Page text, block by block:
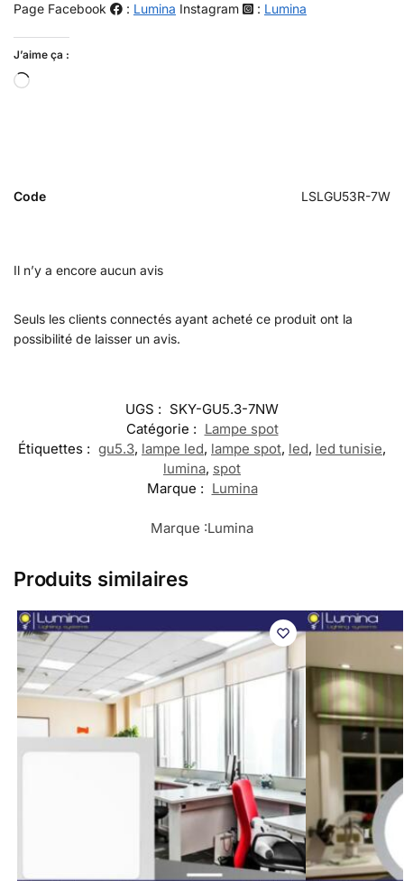
Page Facebook : Lumina Instagram : Lumina
J’aime ça :
Code LSLGU53R-7W
Il n’y a encore aucun avis
Seuls les clients connectés ayant acheté ce produit ont la
possibilité de laisser un avis.
UGS : SKY-GU5.3-7NW
Catégorie : Lampe spot
Étiquettes : gu5.3, lampe led, lampe spot, led, led tunisie,
lumina, spot
Marque : Lumina
Marque :Lumina
Produits similaires